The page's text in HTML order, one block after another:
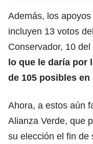
Además, los
incluyen 13 votos
Conservador, 10
lo que le daría por
de 105 posibles en
Ahora, a estos aún
Alianza Verde, que
su elección el fin de